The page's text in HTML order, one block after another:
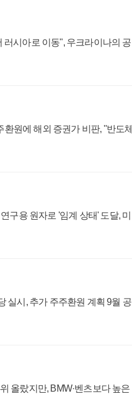
러시아로 이동", 우크라이나의 공
원에 해외 증권가 비판, "반도체
구용 원자로 '임계 상태' 도달, 미
실시, 추가 주주환원 계획 9월 공
올랐지만, BMW·벤츠보다 높은